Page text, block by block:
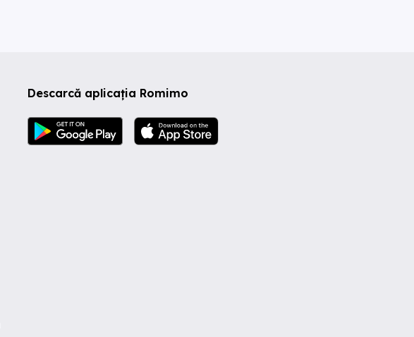
Descarcă aplicația Romimo